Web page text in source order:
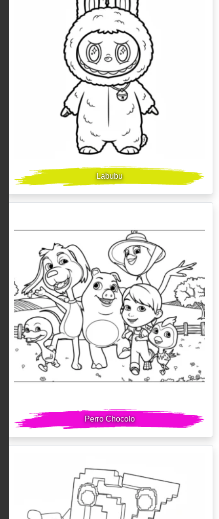
Labubu
Perro Chocolo